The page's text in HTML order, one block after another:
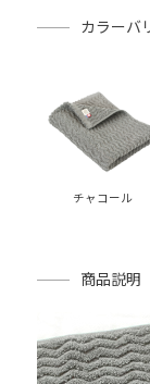
カラーバ
チャコール
商品説明